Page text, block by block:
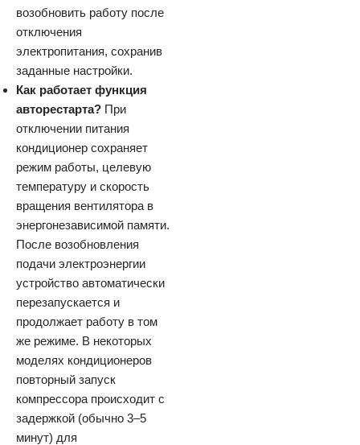
возобновить работу после
отключения
электропитания, сохранив
заданные настройки.
Как работает функция
авторестарта? При
отключении питания
кондиционер сохраняет
режим работы, целевую
температуру и скорость
вращения вентилятора в
энергонезависимой памяти.
После возобновления
подачи электроэнергии
устройство автоматически
перезапускается и
продолжает работу в том
же режиме. В некоторых
моделях кондиционеров
повторный запуск
компрессора происходит с
задержкой (обычно 3–5
минут) для